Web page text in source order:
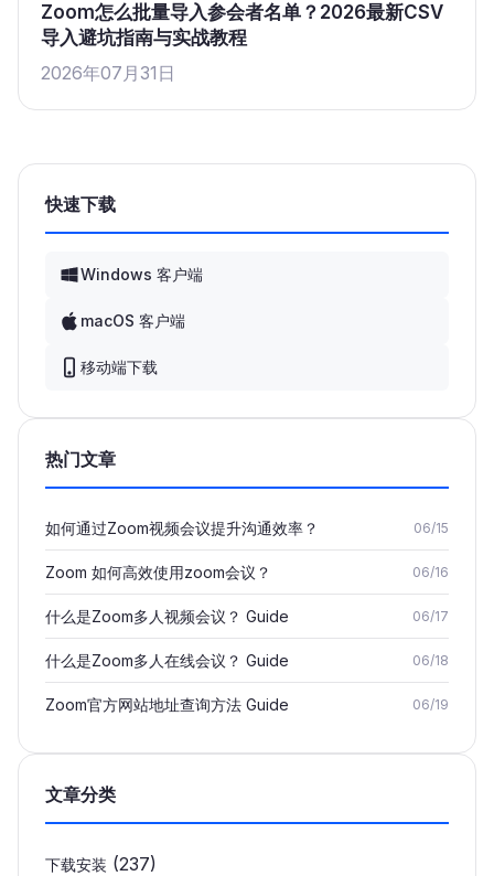
Zoom怎么批量导入参会者名单？2026最新CSV
导入避坑指南与实战教程
2026年07月31日
快速下载
Windows 客户端
macOS 客户端
移动端下载
热门文章
如何通过Zoom视频会议提升沟通效率？ 06/15
Zoom 如何高效使用zoom会议？ 06/16
什么是Zoom多人视频会议？ Guide 06/17
什么是Zoom多人在线会议？ Guide 06/18
Zoom官方网站地址查询方法 Guide 06/19
文章分类
下载安装 (237)